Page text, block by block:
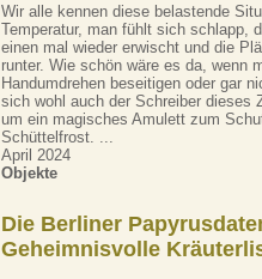
Wir alle kennen diese belastende
Temperatur, man fühlt sich schlapp,
einen mal wieder erwischt und die
runter. Wie schön wäre es da, wenn
Handumdrehen beseitigen oder gar
sich wohl auch der Schreiber dieses
um ein magisches Amulett zum
Schüttelfrost. ...
April 2024
Objekte
Die Berliner
Geheimnisvolle